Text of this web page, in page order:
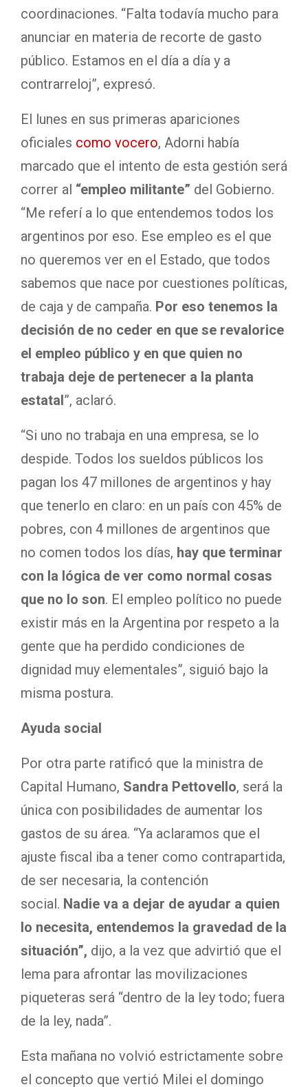
coordinaciones. “Falta todavía mucho para
anunciar en materia de recorte de gasto
público. Estamos en el día a día y a
contrarreloj”, expresó.
El lunes en sus primeras apariciones
oficiales como vocero, Adorni había
marcado que el intento de esta gestión será
correr al “empleo militante” del Gobierno.
“Me referí a lo que entendemos todos los
argentinos por eso. Ese empleo es el que
no queremos ver en el Estado, que todos
sabemos que nace por cuestiones políticas,
de caja y de campaña. Por eso tenemos la
decisión de no ceder en que se revalorice
el empleo público y en que quien no
trabaja deje de pertenecer a la planta
estatal”, aclaró.
“Si uno no trabaja en una empresa, se lo
despide. Todos los sueldos públicos los
pagan los 47 millones de argentinos y hay
que tenerlo en claro: en un país con 45% de
pobres, con 4 millones de argentinos que
no comen todos los días, hay que terminar
con la lógica de ver como normal cosas
que no lo son. El empleo político no puede
existir más en la Argentina por respeto a la
gente que ha perdido condiciones de
dignidad muy elementales”, siguió bajo la
misma postura.
Ayuda social
Por otra parte ratificó que la ministra de
Capital Humano, Sandra Pettovello, será la
única con posibilidades de aumentar los
gastos de su área. “Ya aclaramos que el
ajuste fiscal iba a tener como contrapartida,
de ser necesaria, la contención
social. Nadie va a dejar de ayudar a quien
lo necesita, entendemos la gravedad de la
situación”, dijo, a la vez que advirtió que el
lema para afrontar las movilizaciones
piqueteras será “dentro de la ley todo; fuera
de la ley, nada”.
Esta mañana no volvió estrictamente sobre
el concepto que vertió Milei el domingo